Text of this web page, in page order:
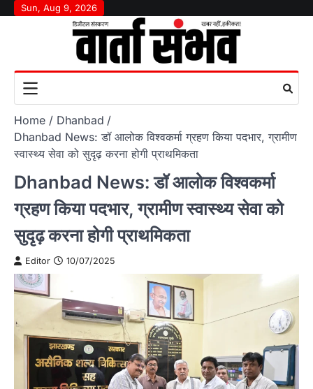
SkipSun, Aug 9, 2026
Home
Dhanbad
Dhanbad News: डॉ आलोक विश्वकर्मा ग्रहण किया पदभार, ग्रामीण
स्वास्थ्य सेवा को सुदृढ़ करना होगी प्राथमिकता
Dhanbad News: डॉ आलोक विश्वकर्मा
ग्रहण किया पदभार, ग्रामीण स्वास्थ्य सेवा को
सुदृढ़ करना होगी प्राथमिकता
Editor 10/07/2025